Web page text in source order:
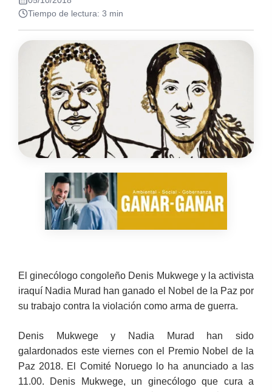
Tiempo de lectura: 3 min
El ginecólogo congoleño Denis Mukwege y la activista
iraquí Nadia Murad han ganado el Nobel de la Paz por
su trabajo contra la violación como arma de guerra.
Denis Mukwege y Nadia Murad han sido
galardonados este viernes con el Premio Nobel de la
Paz 2018. El Comité Noruego lo ha anunciado a las
11.00. Denis Mukwege, un ginecólogo que cura a